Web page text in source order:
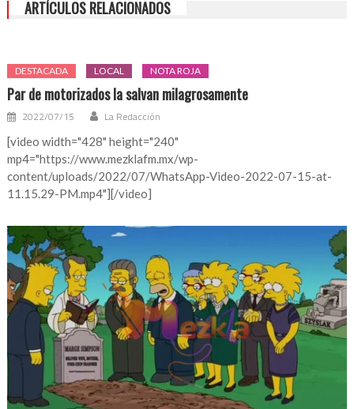
Selección
es
captado
agrediendo
a
esposa
ARTÍCULOS RELACIONADOS
DESTACADA LOCAL NOTA ROJA
Par de motorizados la salvan milagrosamente
2022/07/15 La Redacción
[video width="428" height="240"
mp4="https://www.mezklafm.mx/wp-
content/uploads/2022/07/WhatsApp-Video-2022-07-15-at-
11.15.29-PM.mp4"][/video]